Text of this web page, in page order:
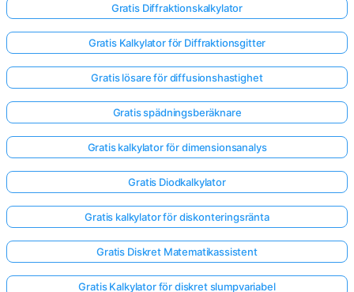
Logga
in
här!
Gratis Diffraktionskalkylator
Gratis Kalkylator för Diffraktionsgitter
Gratis lösare för diffusionshastighet
Gratis spädningsberäknare
Gratis kalkylator för dimensionsanalys
Gratis Diodkalkylator
Gratis kalkylator för diskonteringsränta
Gratis Diskret Matematikassistent
Gratis Kalkylator för diskret slumpvariabel